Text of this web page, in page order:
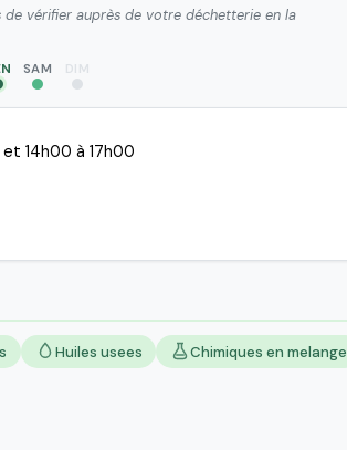
vérifier auprès de votre déchetterie en la
SAM DIM
14h00 à 17h00
Huiles usees
Chimiques en melange